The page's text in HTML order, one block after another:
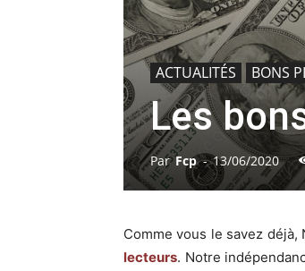
ACTUALITÉS BONS
Les
Par Fcp- 13/06/2020
Comme vous le savez
lecteurs. Notre